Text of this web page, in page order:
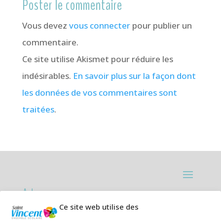
Ce site web utilise des
Poster le commentaire
Vous devez vous connecterpour publier un
commentaire.
Ce site utilise Akismet pour réduire les
indésirables. En savoir plus sur la façon dont
les données de vos commentaires sont
traitées.
Adresses:
Ecole primaire de la Plage,